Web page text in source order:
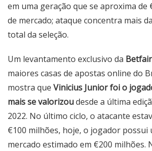
em uma geração que se aproxima de
de mercado; ataque concentra mais
total da seleção.
Um levantamento exclusivo da Betfair
maiores casas de apostas online do
mostra que Vinicius Junior foi o
mais se valorizoudesde a última
2022. No último ciclo, o atacante
€100 milhões, hoje, o jogador possui
mercado estimado em €200 milhões.